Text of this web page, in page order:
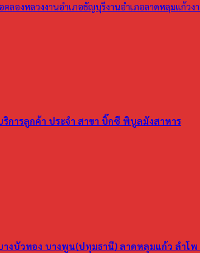
คลองหลวงงานอำเภอธัญบุรีงานอำเภอลาดหลุมแก้วง
การลูกค้า ประจำ สาขา บิ๊กซี พิบูลมังสาหาร
างบัวทอง บางพูน(ปทุมธานี) ลาดหลุมแก้ว ลำโ